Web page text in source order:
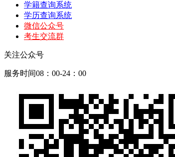
学籍查询系统
学历查询系统
微信公众号
考生交流群
关注公众号
服务时间08：00-24：00